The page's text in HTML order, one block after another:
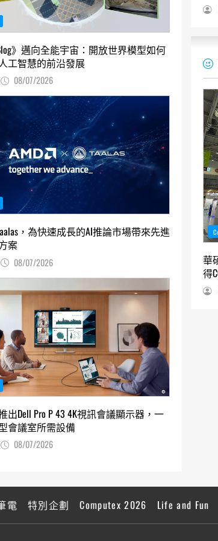
Blog》邁向全能宇宙：開放世界模型如何
工智慧的前沿發展
08/07/2026
，為快速成長的AI推論市場帶來先進
案
08/07/2026
出Dell Pro P 43 4K視訊會議顯示器，一
會議室所需設備
08/07/2026
華
得
電 特別企劃 Computex 2026 Life and Fun